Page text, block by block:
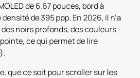
de 6,67 pouces, bord à
de 395 ppp. En 2026, il n’a
noirs profonds, des couleurs
ce qui permet de lire
que ce soit pour scroller sur les